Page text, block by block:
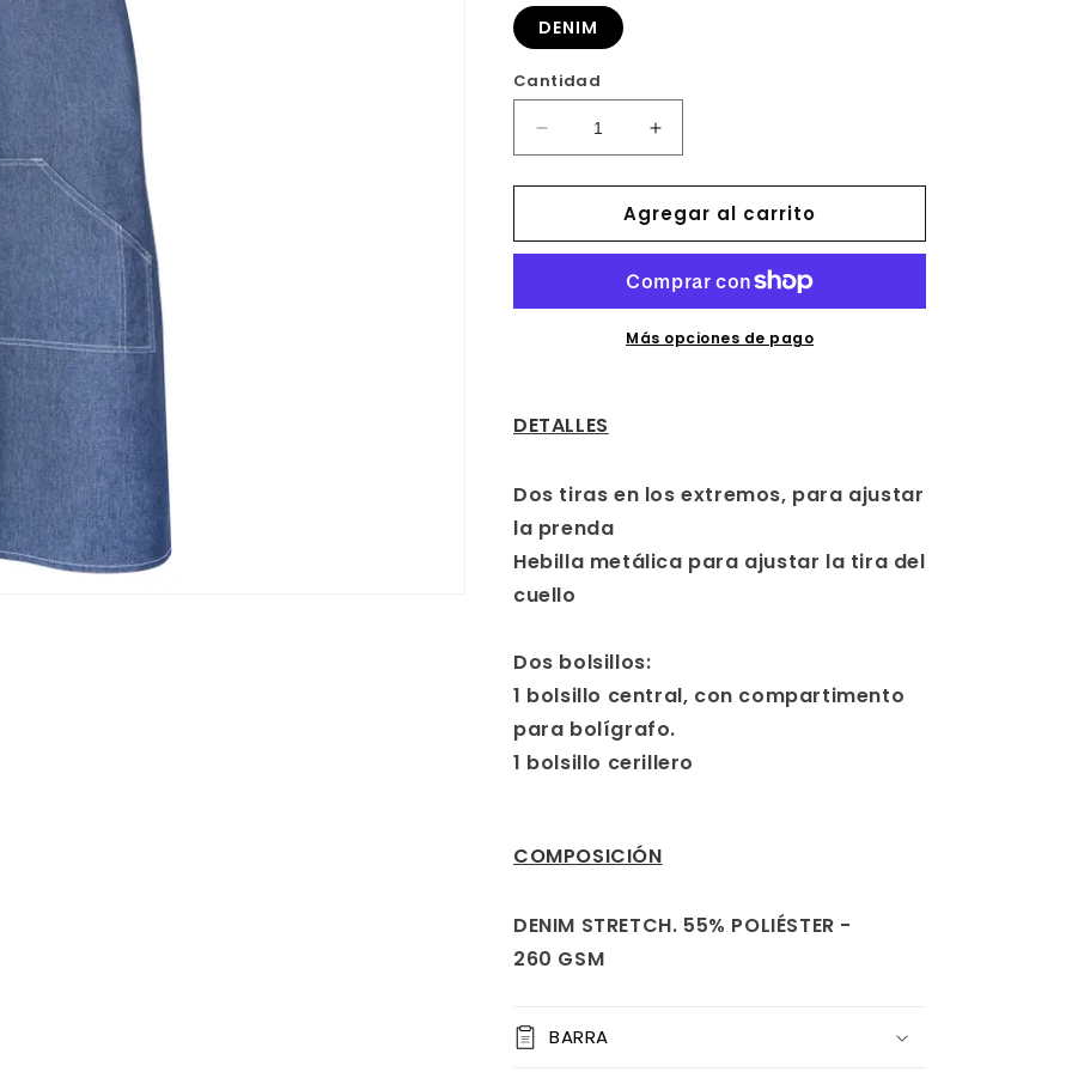
DENIM
Cantidad
Reducir
cantidad
para
DELANTAL
DENIM
Aumentar
cantidad
para
DELANTAL
DENIM
404207
Agregar al carrito
Más opciones de pago
DETALLES
Dos tiras en los extremos, para ajustar
la prenda
Hebilla metálica para ajustar la tira del
cuello
Dos bolsillos:
1 bolsillo central, con compartimento
para bolígrafo.
1 bolsillo cerillero
COMPOSICIÓN
DENIM STRETCH. 55% POLIÉSTER -
260 GSM
BARRA